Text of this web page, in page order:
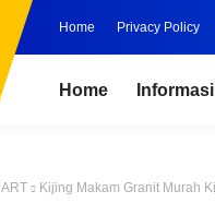
Home Privacy Policy
Home Informasi
Kijing Makam Granit Murah